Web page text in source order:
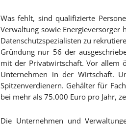
Was fehlt, sind qualifizierte
Verwaltung sowie Energieversorger
Datenschutzspezialisten zu
Gründung nur 56 der
mit der Privatwirtschaft. Vor allem
Unternehmen in der Wirtschaft.
Spitzenverdienern. Gehälter für
bei mehr als 75.000 Euro pro Jahr,
Die Unternehmen und